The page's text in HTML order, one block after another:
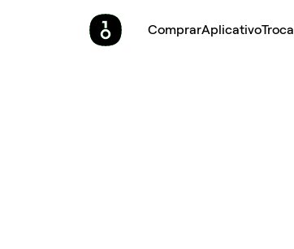
ComprarAplicativoTroca